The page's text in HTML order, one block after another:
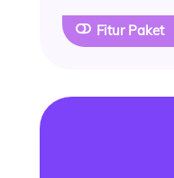
Fitur Paket